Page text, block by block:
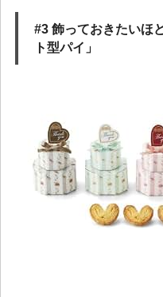
#3 飾っておきたいほ
ト型パイ」